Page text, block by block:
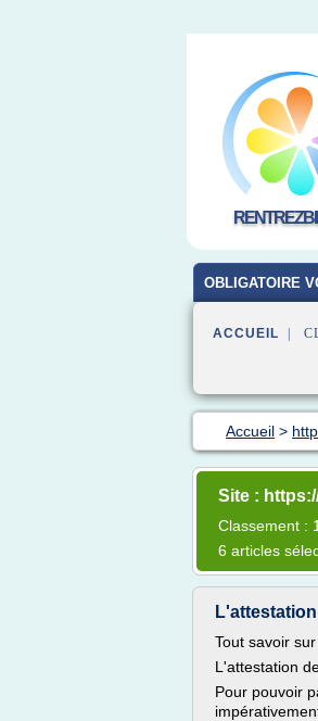
OBLIGATOIRE
ACCUEIL |
Accueil >
Site :
Classement :
6 articles
Tout savoir
L'attestation
Pour pouvoir